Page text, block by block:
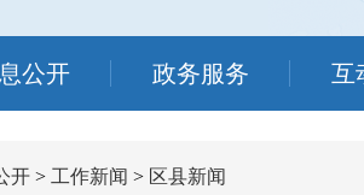
公开 政务服务 互
开 > 工作新闻 > 区县新闻